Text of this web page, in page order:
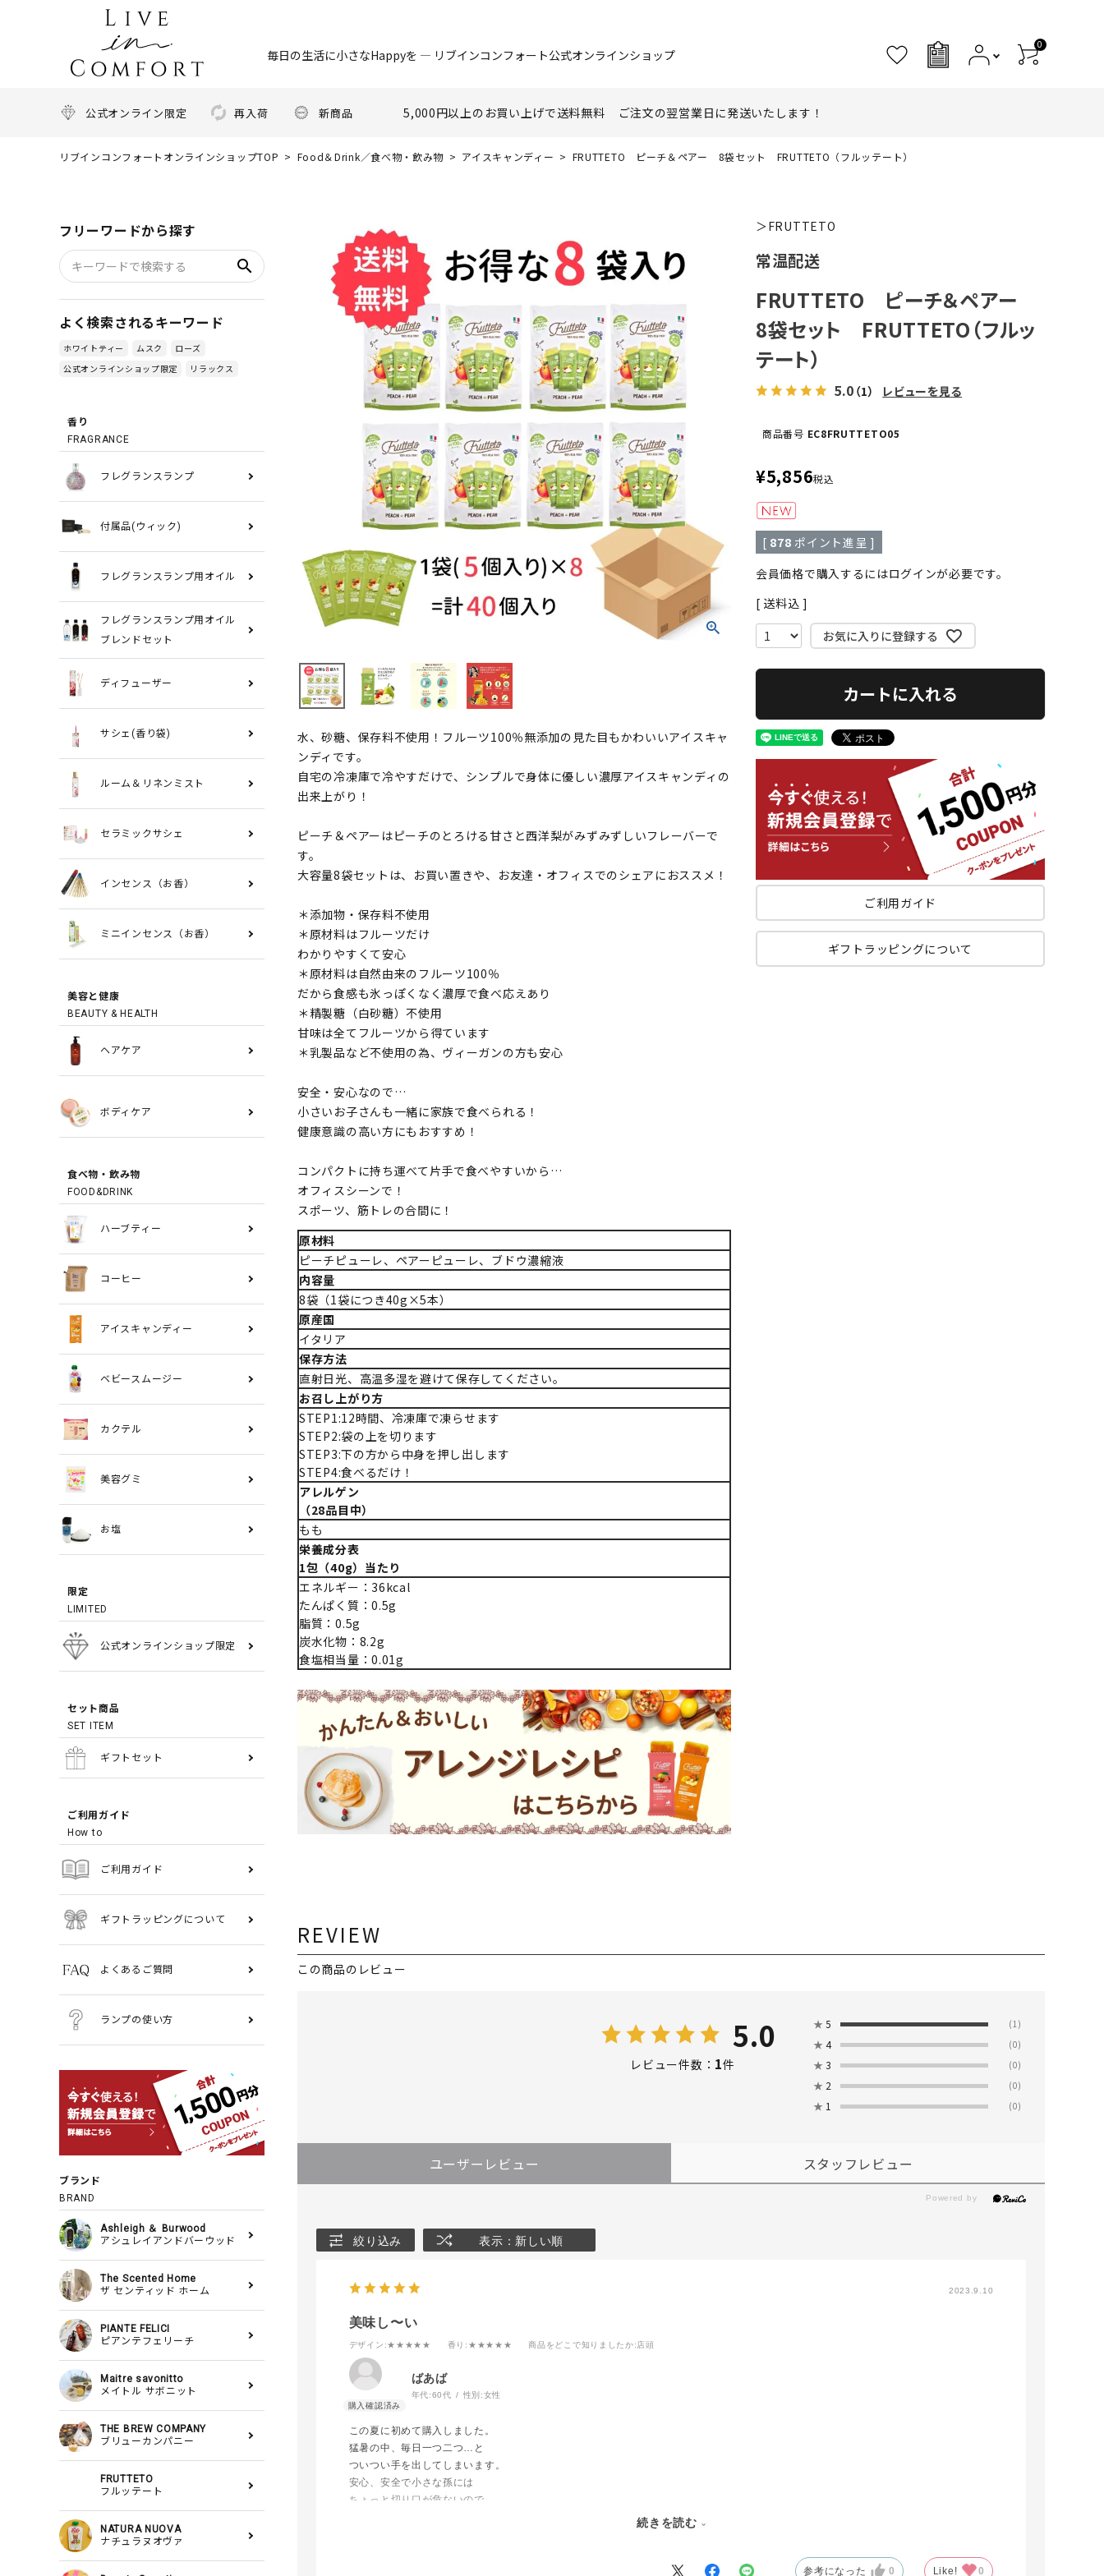
毎日の生活に小さなHappyを ― リブインコンフォート公式オンラインショップ
0
公式オンライン限定 再入荷 新商品 5,000円以上のお買い上げで送料無料 ご注文の翌営業日に発送いたします！
リブインコンフォートオンラインショップTOP Food＆Drink／食べ物・飲み物 アイスキャンディー FRUTTETO ピーチ＆ペアー 8袋セット FRUTTETO（フルッテート）
フリーワードから探す
search
よく検索されるキーワード
ホワイトティー ムスク
ローズ
公式オンラインショップ限定
リラックス
香り
FRAGRANCE
フレグランスランプ
付属品(ウィック)
フレグランスランプ用オイル
フレグランスランプ用オイル
ブレンドセット
ディフューザー
サシェ(香り袋)
ルーム＆リネンミスト
セラミックサシェ
インセンス（お香）
ミニインセンス（お香）
美容と健康
BEAUTY & HEALTH
ヘアケア
ボディケア
食べ物・飲み物
FOOD&DRINK
ハーブティー
コーヒー
アイスキャンディー
ベビースムージー
カクテル
美容グミ
お塩
限定
LIMITED
公式オンラインショップ限定
セット商品
SET ITEM
ギフトセット
ご利用ガイド
How to
ご利用ガイド
ギフトラッピングについて
よくあるご質問
ランプの使い方
ブランド
BRAND
Ashleigh ＆ Burwood
アシュレイアンドバーウッド
The Scented Home
ザ センティッド ホーム
PIANTE FELICI
ピアンテフェリーチ
Maitre savonitto
メイトル サボニット
THE BREW COMPANY
ブリューカンパニー
FRUTTETO
フルッテート
NATURA NUOVA
ナチュラヌオヴァ
水、砂糖、保存料不使用！フルーツ100％無添加の見た目もかわいいアイスキャ
ンディです。
自宅の冷凍庫で冷やすだけで、シンプルで身体に優しい濃厚アイスキャンディの
出来上がり！
ピーチ＆ペアーはピーチのとろける甘さと西洋梨がみずみずしいフレーバーで
す。
大容量8袋セットは、お買い置きや、お友達・オフィスでのシェアにおススメ！
＊添加物・保存料不使用
＊原材料はフルーツだけ
わかりやすくて安心
＊原材料は自然由来のフルーツ100％
だから食感も氷っぽくなく濃厚で食べ応えあり
＊精製糖（白砂糖）不使用
甘味は全てフルーツから得ています
＊乳製品など不使用の為、ヴィーガンの方も安心
安全・安心なので…
小さいお子さんも一緒に家族で食べられる！
健康意識の高い方にもおすすめ！
コンパクトに持ち運べて片手で食べやすいから…
オフィスシーンで！
スポーツ、筋トレの合間に！
原材料
ピーチピューレ、ペアーピューレ、ブドウ濃縮液
内容量
8袋（1袋につき40g×5本）
原産国
イタリア
保存方法
直射日光、高温多湿を避けて保存してください。
お召し上がり方
STEP1:12時間、冷凍庫で凍らせます
STEP2:袋の上を切ります
STEP3:下の方から中身を押し出します
STEP4:食べるだけ！
アレルゲン
（28品目中）
もも
栄養成分表
1包（40g）当たり
エネルギー：36kcal
たんぱく質：0.5g
脂質：0.5g
炭水化物：8.2g
食塩相当量：0.01g
＞FRUTTETO
常温配送
FRUTTETO ピーチ＆ペアー
8袋セット FRUTTETO（フルッ
テート）
5.0 （1） レビューを見る
商品番号 EC8FRUTTETO05
¥5,856税込
[ 878 ポイント進呈 ]
会員価格で購入するにはログインが必要です。
送料込
お気に入りに登録する
カートに入れる
ご利用ガイド
ギフトラッピングについて
REVIEW
この商品のレビュー
5.0
レビュー件数： 1件
★ 5 (1)
★ 4 (0)
★ 3 (0)
★ 2 (0)
★ 1 (0)
ユーザーレビュー スタッフレビュー
絞り込み 表示：新しい順
2023.9.10
美味し〜い
デザイン :★★★★★ 香り :★★★★★ 商品をどこで知りましたか:店頭
ばあば
年代:60代 性別:女性
この夏に初めて購入しました。
猛暑の中、毎日一つ二つ…と
ついつい手を出してしまいます。
安心、安全で小さな孫には
ちょっと切り口が危ないので
続きを読む
参考になった 0 Like! 0